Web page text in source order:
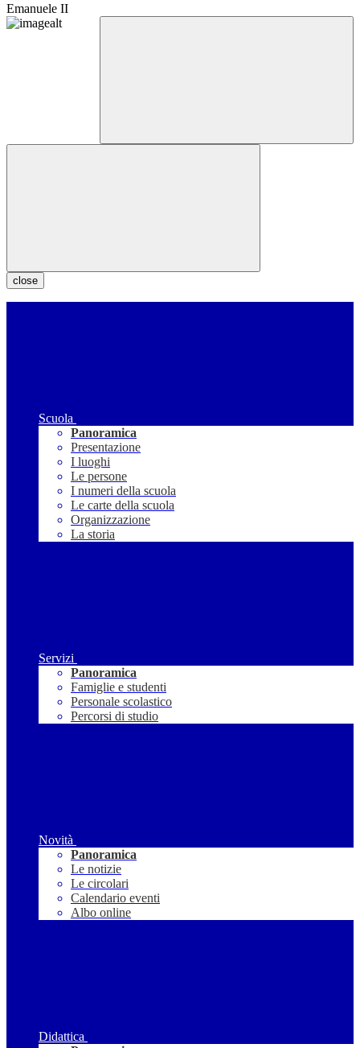
close
Scuola
Panoramica
Presentazione
I luoghi
Le persone
I numeri della scuola
Le carte della scuola
Organizzazione
La storia
Servizi
Panoramica
Famiglie e studenti
Personale scolastico
Percorsi di studio
Novità
Panoramica
Le notizie
Le circolari
Calendario eventi
Albo online
Didattica